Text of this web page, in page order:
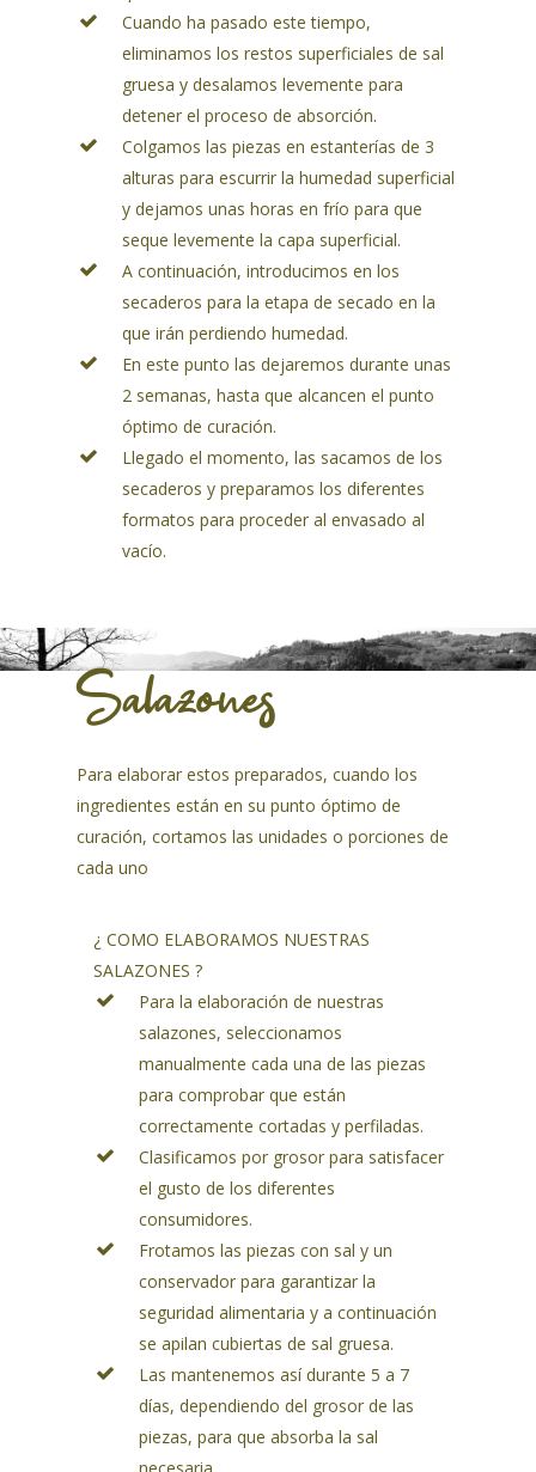
Cuando ha pasado este tiempo,
eliminamos los restos superficiales de sal
gruesa y desalamos levemente para
detener el proceso de absorción.
Colgamos las piezas en estanterías de 3
alturas para escurrir la humedad superficial
y dejamos unas horas en frío para que
seque levemente la capa superficial.
A continuación, introducimos en los
secaderos para la etapa de secado en la
que irán perdiendo humedad.
En este punto las dejaremos durante unas
2 semanas, hasta que alcancen el punto
óptimo de curación.
Llegado el momento, las sacamos de los
secaderos y preparamos los diferentes
formatos para proceder al envasado al
vacío.
Salazones
Para elaborar estos preparados, cuando los
ingredientes están en su punto óptimo de
curación, cortamos las unidades o porciones de
cada uno
¿ COMO ELABORAMOS NUESTRAS
SALAZONES ?
Para la elaboración de nuestras
salazones, seleccionamos
manualmente cada una de las piezas
para comprobar que están
correctamente cortadas y perfiladas.
Clasificamos por grosor para satisfacer
el gusto de los diferentes
consumidores.
Frotamos las piezas con sal y un
conservador para garantizar la
seguridad alimentaria y a continuación
se apilan cubiertas de sal gruesa.
Las mantenemos así durante 5 a 7
días, dependiendo del grosor de las
piezas, para que absorba la sal